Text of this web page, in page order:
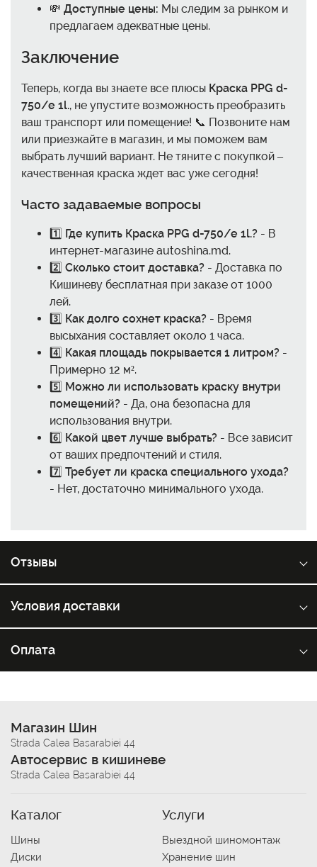
💸 Доступные цены: Мы следим за рынком и
предлагаем адекватные цены.
Заключение
Теперь, когда вы знаете все плюсы Краска PPG d-
750/e 1l., не упустите возможность преобразить
ваш транспорт или помещение! 📞 Позвоните нам
или приезжайте в магазин, и мы поможем вам
выбрать лучший вариант. Не тяните с покупкой –
качественная краска ждет вас уже сегодня!
Часто задаваемые вопросы
1️⃣ Где купить Краска PPG d-750/e 1l.? - В
интернет-магазине autoshina.md.
2️⃣ Сколько стоит доставка? - Доставка по
Кишиневу бесплатная при заказе от 1000
лей.
3️⃣ Как долго сохнет краска? - Время
высыхания составляет около 1 часа.
4️⃣ Какая площадь покрывается 1 литром? -
Примерно 12 м².
5️⃣ Можно ли использовать краску внутри
помещений? - Да, она безопасна для
использования внутри.
6️⃣ Какой цвет лучше выбрать? - Все зависит
от ваших предпочтений и стиля.
7️⃣ Требует ли краска специального ухода?
- Нет, достаточно минимального ухода.
Отзывы
Условия доставки
Оплата
Магазин Шин
Strada Calea Basarabiei 44
Автосервис в кишиневе
Strada Calea Basarabiei 44
Каталог
Шины
Диски
Услуги
Выездной шиномонтаж
Хранение шин